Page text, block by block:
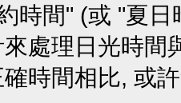
時間" (或 "夏
處理日光時間
時間相比, 或